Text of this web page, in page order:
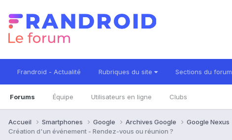
Frandroid - Actualité Rubriques du site Sections du forum
Forums Équipe Utilisateurs en ligne Clubs
Accueil Smartphones Google Archives Google Google Nexus
Création d'un événement - Rendez-vous ou réunion ?